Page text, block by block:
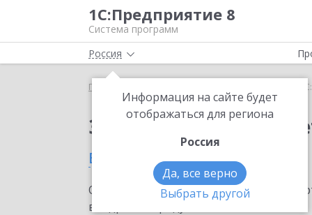
1С:Предприятие 8
Система программ
Россия
Информация на сайте будет
отображаться для региона
Россия
Да, все верно
Выбрать другой
Главная
Заказать
в Ялуторовске
Ознакомьтесь с информационными
внедрение продукта.